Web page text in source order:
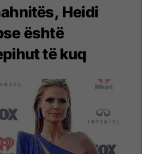
Heidi
është
të kuq